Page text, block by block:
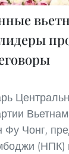
Чонг,
(НПК)